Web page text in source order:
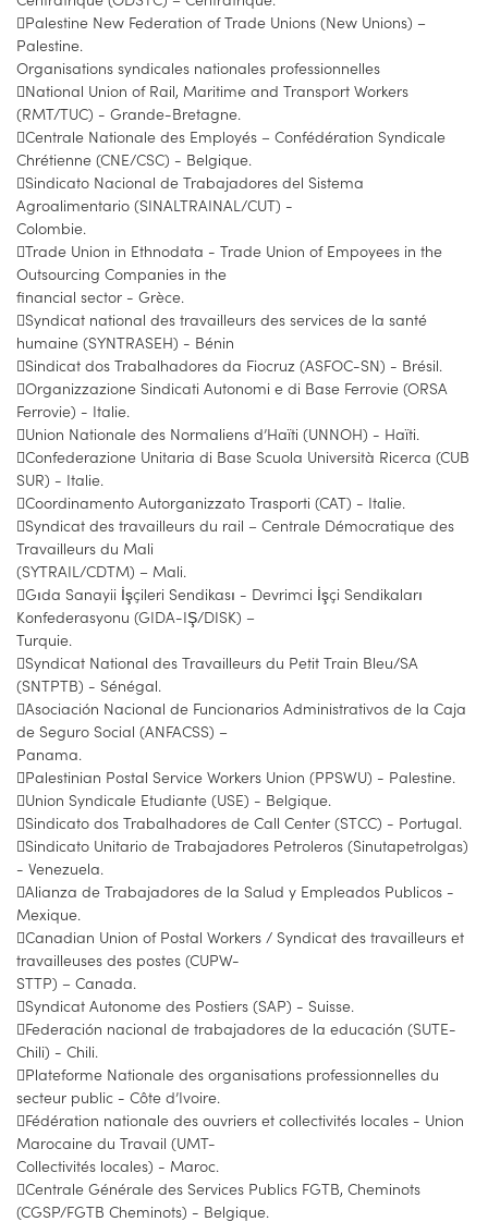
Palestine New Federation of Trade Unions (New Unions) –
Palestine.
Organisations syndicales nationales professionnelles
National Union of Rail, Maritime and Transport Workers
(RMT/TUC) - Grande-Bretagne.
Centrale Nationale des Employés – Confédération Syndicale
Chrétienne (CNE/CSC) - Belgique.
Sindicato Nacional de Trabajadores del Sistema
Agroalimentario (SINALTRAINAL/CUT) -
Colombie.
Trade Union in Ethnodata - Trade Union of Empoyees in the
Outsourcing Companies in the
financial sector - Grèce.
Syndicat national des travailleurs des services de la santé
humaine (SYNTRASEH) - Bénin
Sindicat dos Trabalhadores da Fiocruz (ASFOC-SN) - Brésil.
Organizzazione Sindicati Autonomi e di Base Ferrovie (ORSA
Ferrovie) - Italie.
Union Nationale des Normaliens d’Haïti (UNNOH) - Haïti.
Confederazione Unitaria di Base Scuola Università Ricerca (CUB
SUR) - Italie.
Coordinamento Autorganizzato Trasporti (CAT) - Italie.
Syndicat des travailleurs du rail – Centrale Démocratique des
Travailleurs du Mali
(SYTRAIL/CDTM) – Mali.
Gıda Sanayii İşçileri Sendikası - Devrimci İşçi Sendikaları
Konfederasyonu (GIDA-IŞ/DISK) –
Turquie.
Syndicat National des Travailleurs du Petit Train Bleu/SA
(SNTPTB) - Sénégal.
Asociación Nacional de Funcionarios Administrativos de la Caja
de Seguro Social (ANFACSS) –
Panama.
Palestinian Postal Service Workers Union (PPSWU) - Palestine.
Union Syndicale Etudiante (USE) - Belgique.
Sindicato dos Trabalhadores de Call Center (STCC) - Portugal.
Sindicato Unitario de Trabajadores Petroleros (Sinutapetrolgas)
- Venezuela.
Alianza de Trabajadores de la Salud y Empleados Publicos -
Mexique.
Canadian Union of Postal Workers / Syndicat des travailleurs et
travailleuses des postes (CUPW-
STTP) – Canada.
Syndicat Autonome des Postiers (SAP) - Suisse.
Federación nacional de trabajadores de la educación (SUTE-
Chili) - Chili.
Plateforme Nationale des organisations professionnelles du
secteur public - Côte d’Ivoire.
Fédération nationale des ouvriers et collectivités locales - Union
Marocaine du Travail (UMT-
Collectivités locales) - Maroc.
Centrale Générale des Services Publics FGTB, Cheminots
(CGSP/FGTB Cheminots) - Belgique.